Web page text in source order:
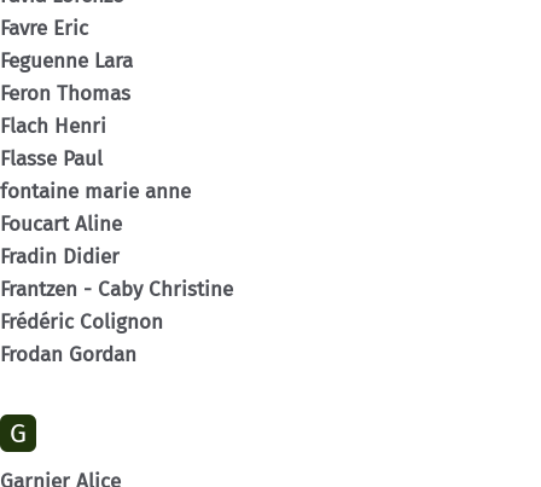
Favre Eric
Feguenne Lara
Feron Thomas
Flach Henri
Flasse Paul
fontaine marie anne
Foucart Aline
Fradin Didier
Frantzen - Caby Christine
Frédéric Colignon
Frodan Gordan
G
Garnier Alice